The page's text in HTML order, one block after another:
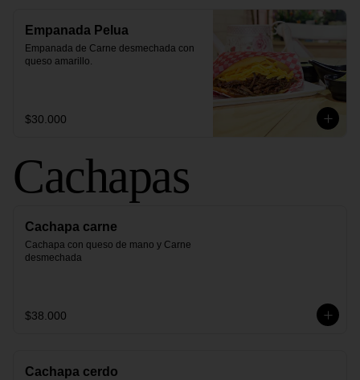
Empanada Pelua
Empanada de Carne desmechada con
queso amarillo.
$30.000
Cachapas
Cachapa carne
Cachapa con queso de mano y Carne
desmechada
$38.000
Cachapa cerdo